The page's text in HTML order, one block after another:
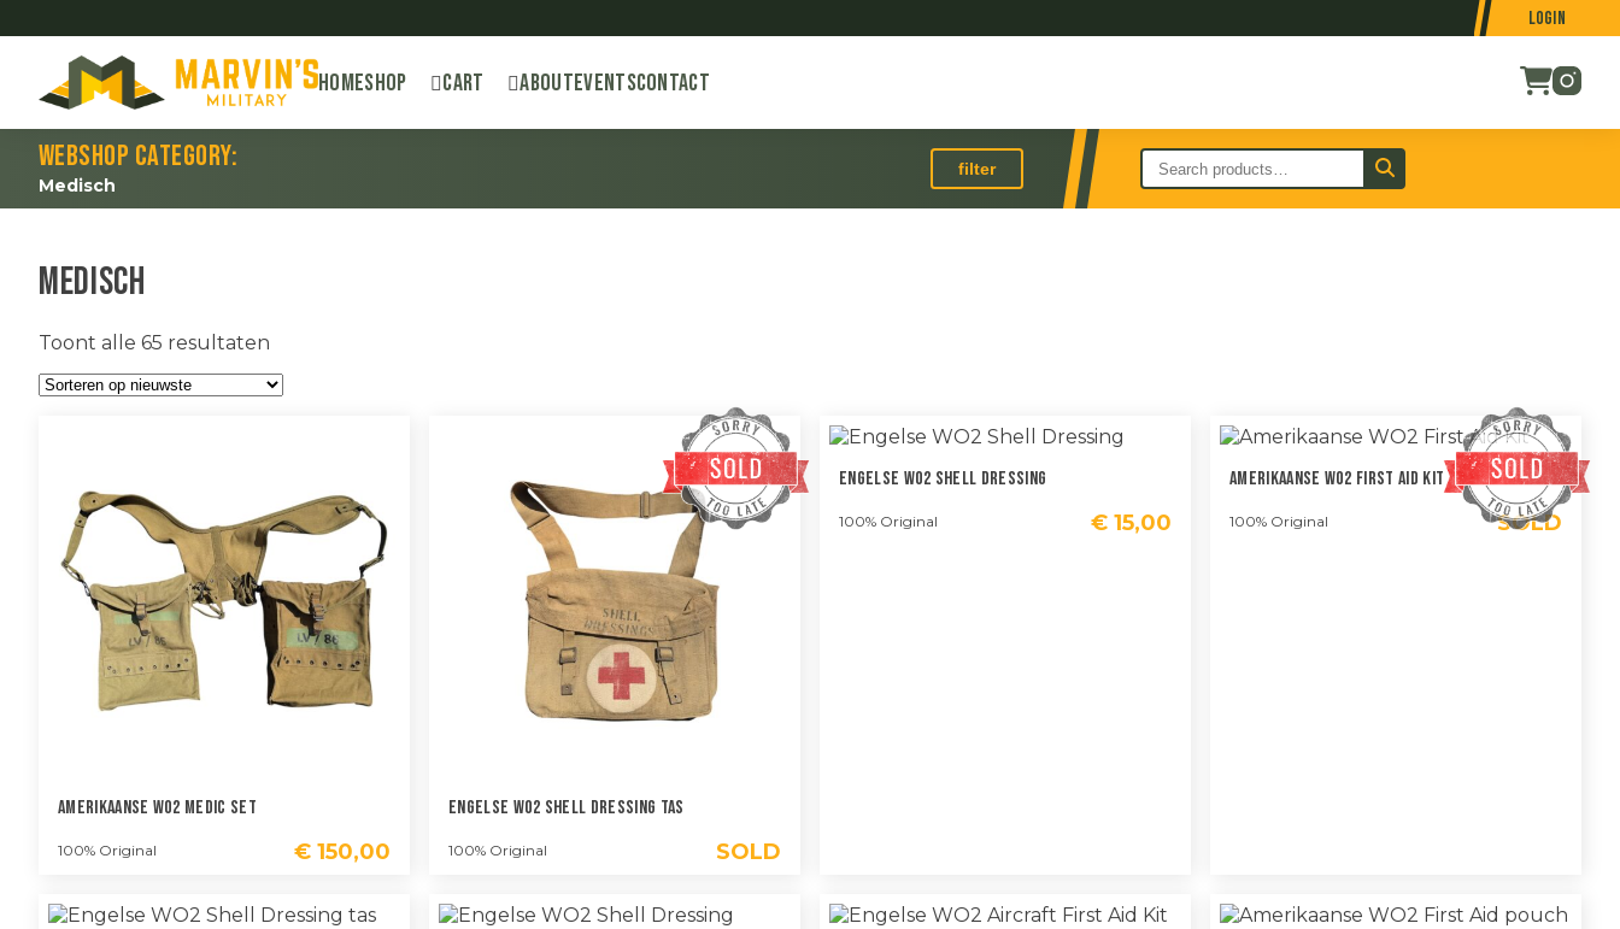
Login
HomeShop Cart AboutEventsContact
Webshop category:
Medisch
filter
Medisch
Toont alle 65 resultaten
nieuwste
Amerikaanse WO2 Medic Set
100% Original € 150,00
Engelse WO2 Shell Dressing Tas
100% Original SOLD
Engelse WO2 Shell Dressing
100% Original € 15,00
Amerikaanse WO2 First Aid Kit
100% Original SOLD